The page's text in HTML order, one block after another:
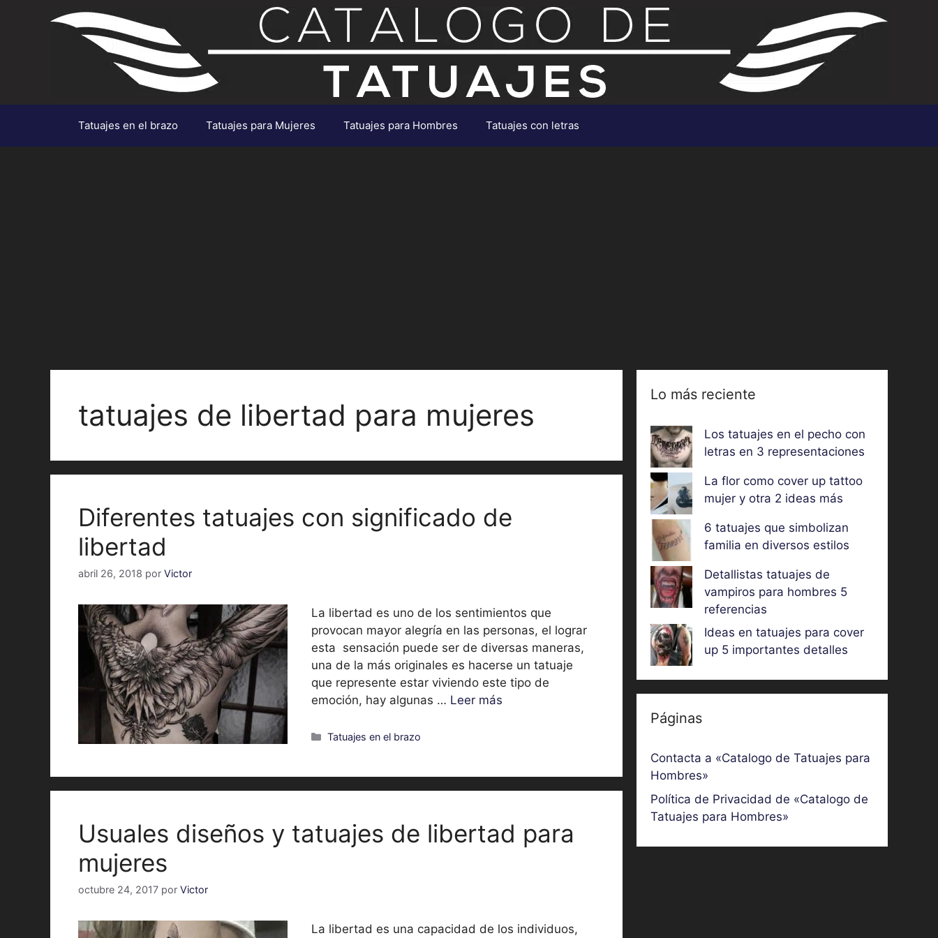
Tatuajes en el brazo Tatuajes para Mujeres Tatuajes para Hombres Tatuajes con letras
tatuajes de libertad para mujeres
Diferentes tatuajes con significado de
libertad
abril 26, 2018 por Victor
La libertad es uno de los sentimientos que
provocan mayor alegría en las personas, el lograr
esta sensación puede ser de diversas maneras,
una de la más originales es hacerse un tatuaje
que represente estar viviendo este tipo de
emoción, hay algunas … Leer más
Categorías
Tatuajes en el brazo
Usuales diseños y tatuajes de libertad para
mujeres
octubre 24, 2017 por Victor
La libertad es una capacidad de los individuos,
Lo más reciente
Los tatuajes en el pecho con
letras en 3 representaciones
La flor como cover up tattoo
mujer y otra 2 ideas más
6 tatuajes que simbolizan
familia en diversos estilos
Detallistas tatuajes de
vampiros para hombres 5
referencias
Ideas en tatuajes para cover
up 5 importantes detalles
Páginas
Contacta a «Catalogo de Tatuajes para
Hombres»
Política de Privacidad de «Catalogo de
Tatuajes para Hombres»